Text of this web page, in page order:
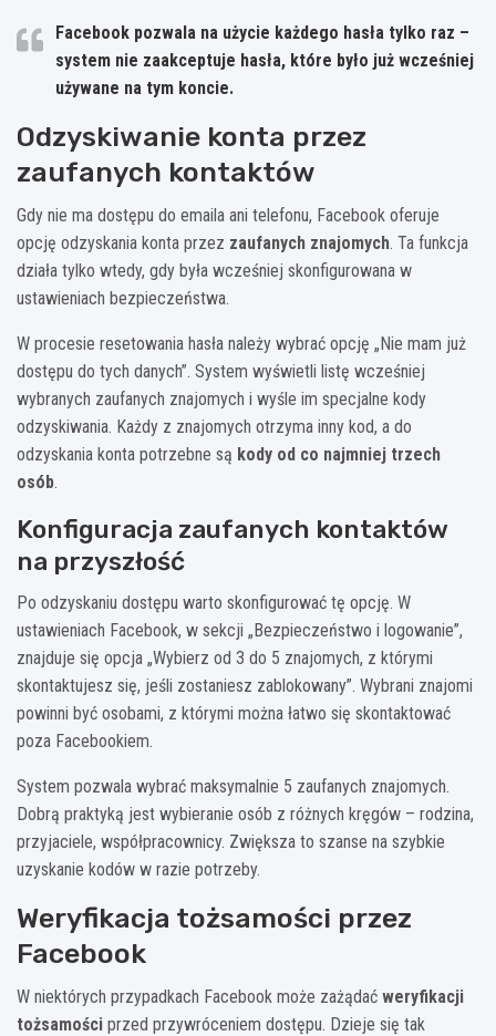
Facebook pozwala na użycie każdego hasła tylko raz –
system nie zaakceptuje hasła, które było już wcześniej
używane na tym koncie.
Odzyskiwanie konta przez
zaufanych kontaktów
Gdy nie ma dostępu do emaila ani telefonu, Facebook oferuje
opcję odzyskania konta przez zaufanych znajomych. Ta funkcja
działa tylko wtedy, gdy była wcześniej skonfigurowana w
ustawieniach bezpieczeństwa.
W procesie resetowania hasła należy wybrać opcję „Nie mam już
dostępu do tych danych”. System wyświetli listę wcześniej
wybranych zaufanych znajomych i wyśle im specjalne kody
odzyskiwania. Każdy z znajomych otrzyma inny kod, a do
odzyskania konta potrzebne są kody od co najmniej trzech
osób.
Konfiguracja zaufanych kontaktów
na przyszłość
Po odzyskaniu dostępu warto skonfigurować tę opcję. W
ustawieniach Facebook, w sekcji „Bezpieczeństwo i logowanie”,
znajduje się opcja „Wybierz od 3 do 5 znajomych, z którymi
skontaktujesz się, jeśli zostaniesz zablokowany”. Wybrani znajomi
powinni być osobami, z którymi można łatwo się skontaktować
poza Facebookiem.
System pozwala wybrać maksymalnie 5 zaufanych znajomych.
Dobrą praktyką jest wybieranie osób z różnych kręgów – rodzina,
przyjaciele, współpracownicy. Zwiększa to szanse na szybkie
uzyskanie kodów w razie potrzeby.
Weryfikacja tożsamości przez
Facebook
W niektórych przypadkach Facebook może zażądać weryfikacji
tożsamości przed przywróceniem dostępu. Dzieje się tak